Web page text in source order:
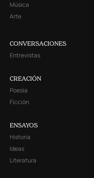
Música
Arte
CONVERSACIONES
Entrevistas
CREACIÓN
Poesía
Ficción
ENSAYOS
Historia
Ideas
Literatura